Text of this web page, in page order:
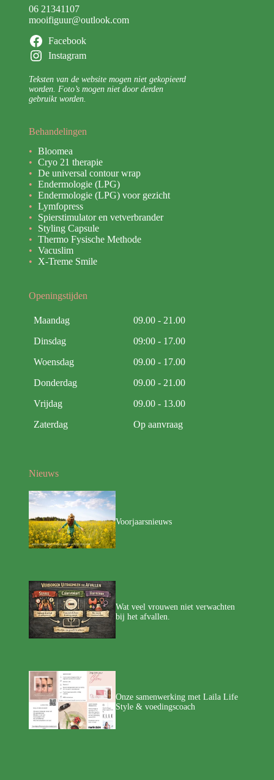
06 21341107
mooifiguur@outlook.com
Facebook
Instagram
Teksten van de website mogen niet gekopieerd
worden. Foto’s mogen niet door derden
gebruikt worden.
Behandelingen
Bloomea
Cryo 21 therapie
De universal contour wrap
Endermologie (LPG)
Endermologie (LPG) voor gezicht
Lymfopress
Spierstimulator en vetverbrander
Styling Capsule
Thermo Fysische Methode
Vacuslim
X-Treme Smile
Openingstijden
Maandag
09.00 - 21.00
Dinsdag
09:00 - 17.00
Woensdag
09.00 - 17.00
Donderdag
09.00 - 21.00
Vrijdag
09.00 - 13.00
Zaterdag
Op aanvraag
Nieuws
Voorjaarsnieuws
Wat veel vrouwen niet verwachten
bij het afvallen.
Onze samenwerking met Laila Life
Style & voedingscoach